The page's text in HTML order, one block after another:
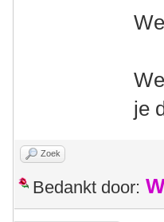
je
Zoek
Bedankt door: